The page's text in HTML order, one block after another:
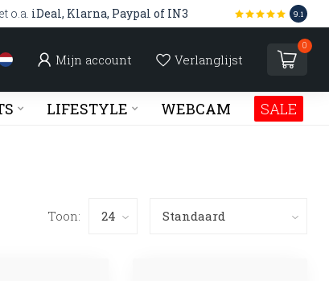
o.a. iDeal, Klarna, Paypal of IN3 9.1
Mijn account Verlanglijst
0
LIFESTYLE WEBCAM SALE
Toon: